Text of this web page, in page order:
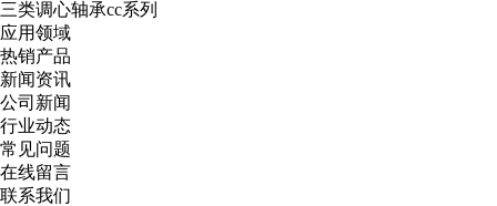
三类调心轴承cc系列
应用领域
热销产品
新闻资讯
公司新闻
行业动态
常见问题
在线留言
联系我们